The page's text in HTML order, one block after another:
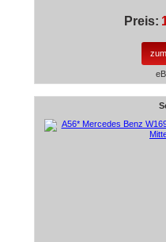
Preis: